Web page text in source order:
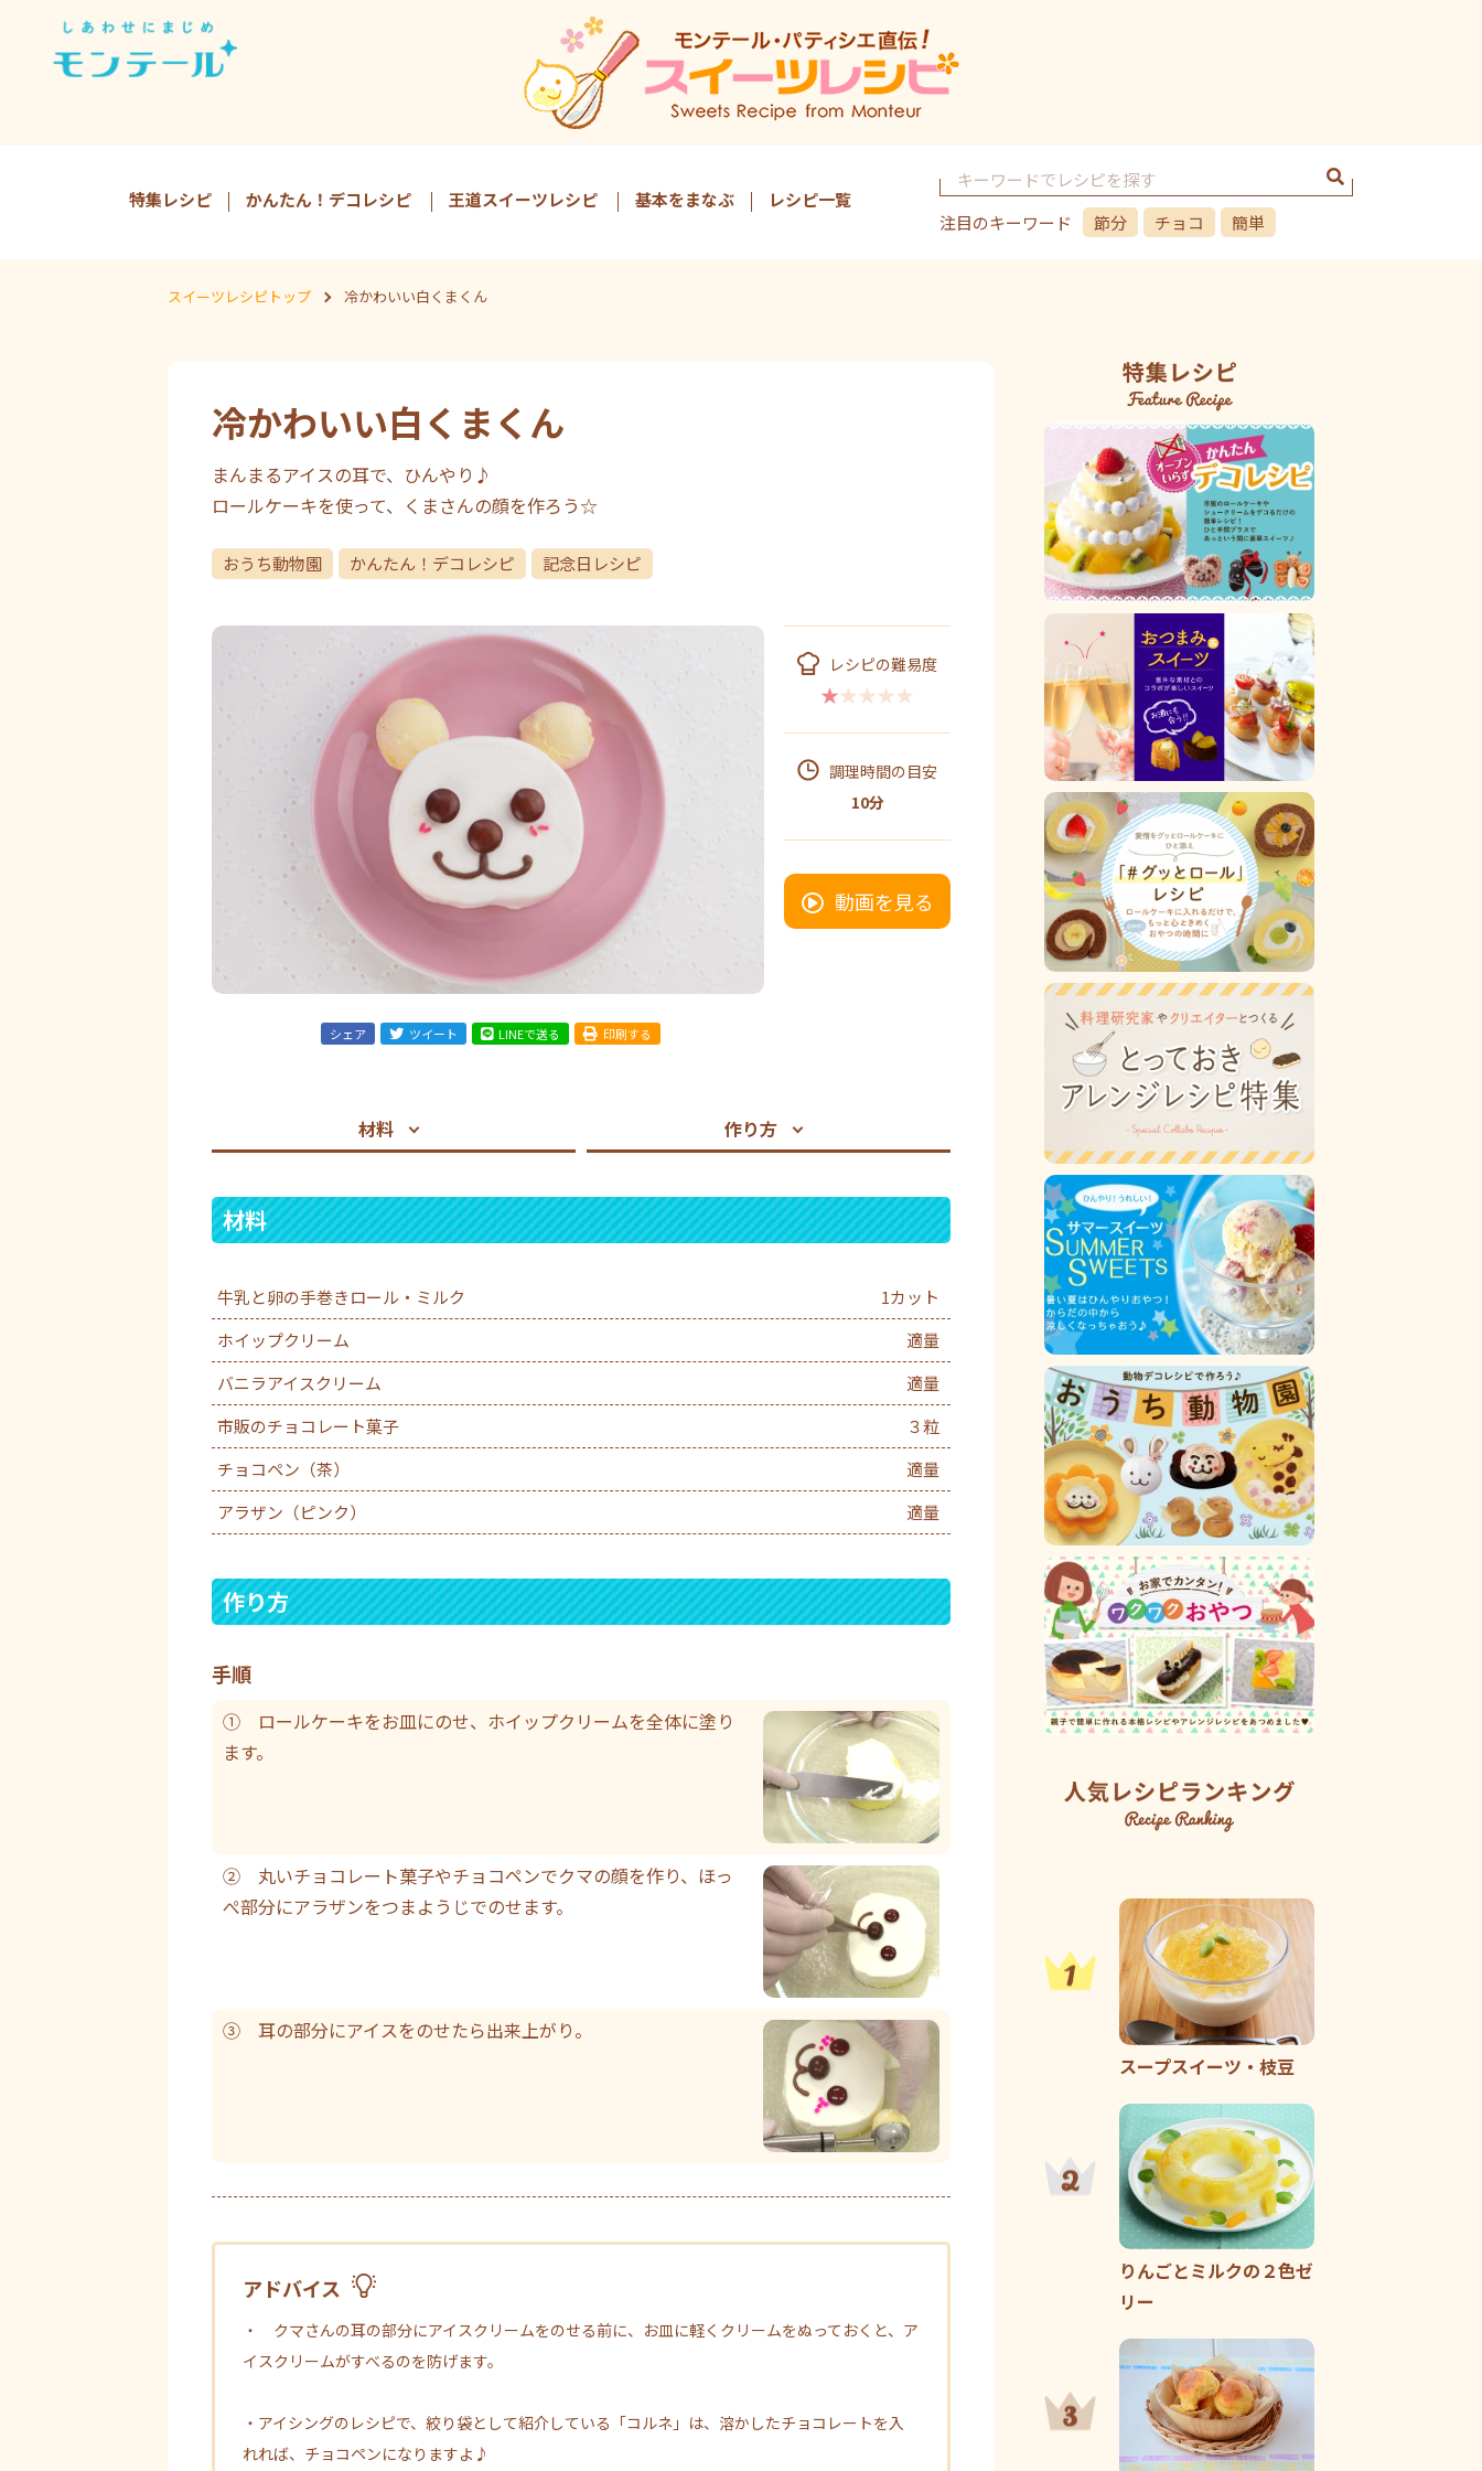
注目のキーワード 節分 チョコ 簡単
特集レシピ かんたん！デコレシピ 王道スイーツレシピ 基本をまなぶ レシピ一覧
スイーツレシピトップ 冷かわいい白くまくん
冷かわいい白くまくん
まんまるアイスの耳で、ひんやり♪
ロールケーキを使って、くまさんの顔を作ろう☆
おうち動物園 かんたん！デコレシピ 記念日レシピ
シェア ツイート LINEで送る 印刷する
レシピの難易度
★★★★★
調理時間の目安
10分
動画を見る
材料 作り方
材料
牛乳と卵の手巻きロール・ミルク
1カット
ホイップクリーム
適量
バニラアイスクリーム
適量
市販のチョコレート菓子
３粒
チョコペン（茶）
適量
アラザン（ピンク）
適量
作り方
手順
① ロールケーキをお皿にのせ、ホイップクリームを全体に塗り
ます。
② 丸いチョコレート菓子やチョコペンでクマの顔を作り、ほっ
ぺ部分にアラザンをつまようじでのせます。
③ 耳の部分にアイスをのせたら出来上がり。
アドバイス
・ クマさんの耳の部分にアイスクリームをのせる前に、お皿に軽くクリームをぬっておくと、ア
イスクリームがすべるのを防げます。
・アイシングのレシピで、絞り袋として紹介している「コルネ」は、溶かしたチョコレートを入
れれば、チョコペンになりますよ♪
スープスイーツ・枝豆
りんごとミルクの２色ゼ
リー